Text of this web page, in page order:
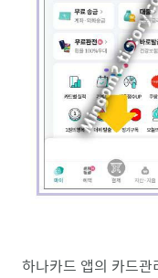
하나카드 앱의 카드